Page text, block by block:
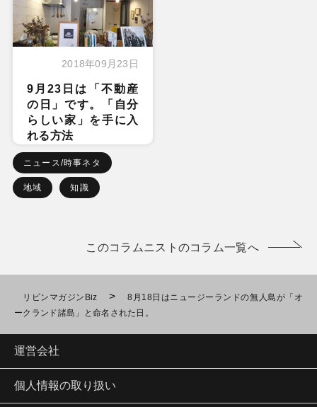
2018年09月23日
9月23日は「不動産
の日」です。「自分
らしい家」を手に入
れる方法
ニュース/時事ネタ
地域 知識
このコラムニストのコラム一覧へ
リビンマガジンBiz >
8月18日はニュージーランドの無人島が「オ
ークランド諸島」と命名された日。
運営会社
個人情報の取り扱い